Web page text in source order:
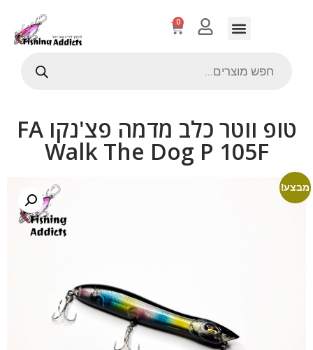
0
טופ ווטר כלב מדמה פצ'נקו FA
Walk The Dog P 105F
מבצע!